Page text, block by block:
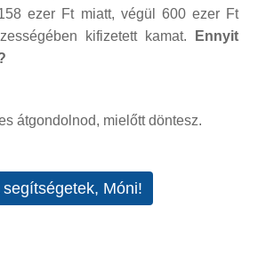
ezer Ft miatt, végül 600 ezer Ft
kifizetett kamat.
Ennyit
átgondolnod, mielőtt döntesz.
Móni!